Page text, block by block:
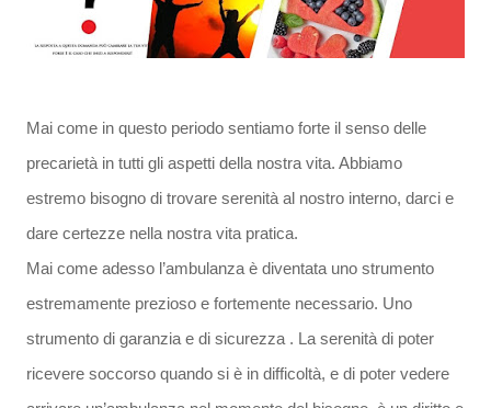
Mai come in questo periodo sentiamo forte il senso delle
precarietà in tutti gli aspetti della nostra vita. Abbiamo
estremo bisogno di trovare serenità al nostro interno, darci e
dare certezze nella nostra vita pratica.
Mai come adesso l’ambulanza è diventata uno strumento
estremamente prezioso e fortemente necessario. Uno
strumento di garanzia e di sicurezza . La serenità di poter
ricevere soccorso quando si è in difficoltà, e di poter vedere